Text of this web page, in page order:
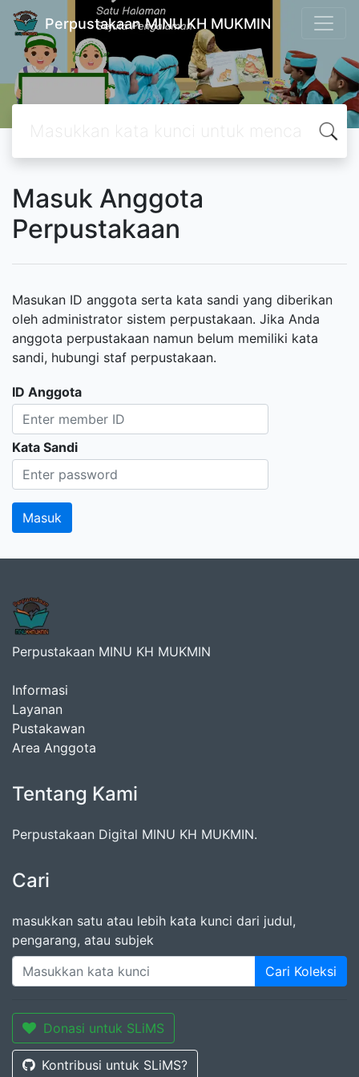
Perpustakaan MINU KH MUKMIN
Masuk Anggota
Perpustakaan
Masukan ID anggota serta kata sandi yang diberikan
oleh administrator sistem perpustakaan. Jika Anda
anggota perpustakaan namun belum memiliki kata
sandi, hubungi staf perpustakaan.
ID Anggota
Kata Sandi
Perpustakaan MINU KH MUKMIN
Informasi
Layanan
Pustakawan
Area Anggota
Tentang Kami
Perpustakaan Digital MINU KH MUKMIN.
Cari
masukkan satu atau lebih kata kunci dari judul,
pengarang, atau subjek
Cari Koleksi
Donasi untuk SLiMS
Kontribusi untuk SLiMS?